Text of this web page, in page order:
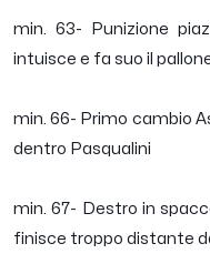
min. 63- Punizione
intuisce e fa suo il
min. 66- Primo cambio
dentro Pasqualini
min. 67- Destro in
finisce troppo distante